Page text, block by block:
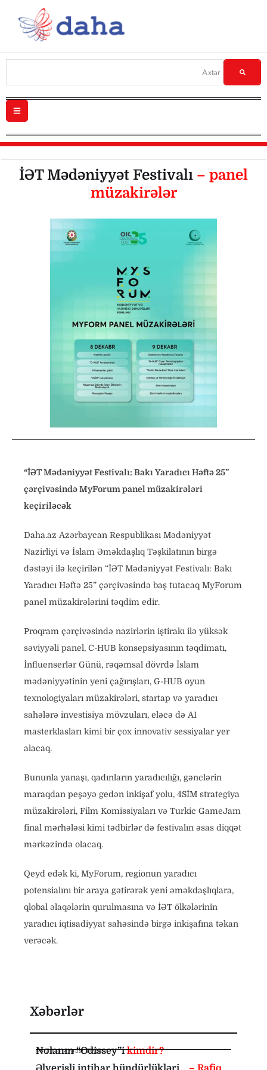
İƏT Mədəniyyət Festivalı – panel
müzakirələr
“İƏT Mədəniyyət Festivalı: Bakı Yaradıcı Həftə 25”
çərçivəsində MyForum panel müzakirələri
keçiriləcək
Daha.az Azərbaycan Respublikası Mədəniyyət
Nazirliyi və İslam Əməkdaşlıq Təşkilatının birgə
dəstəyi ilə keçirilən “İƏT Mədəniyyət Festivalı: Bakı
Yaradıcı Həftə 25” çərçivəsində baş tutacaq MyForum
panel müzakirələrini təqdim edir.
Proqram çərçivəsində nazirlərin iştirakı ilə yüksək
səviyyəli panel, C-HUB konsepsiyasının təqdimatı,
İnfluenserlər Günü, rəqəmsal dövrdə İslam
mədəniyyətinin yeni çağırışları, G-HUB oyun
texnologiyaları müzakirələri, startap və yaradıcı
sahələrə investisiya mövzuları, eləcə də AI
masterklasları kimi bir çox innovativ sessiyalar yer
alacaq.
Bununla yanaşı, qadınların yaradıcılığı, gənclərin
maraqdan peşəyə gedən inkişaf yolu, 4SİM strategiya
müzakirələri, Film Komissiyaları və Turkic GameJam
final mərhələsi kimi tədbirlər də festivalın əsas diqqət
mərkəzində olacaq.
Qeyd edək ki, MyForum, regionun yaradıcı
potensialını bir araya gətirərək yeni əməkdaşlıqlara,
qlobal əlaqələrin qurulmasına və İƏT ölkələrinin
yaradıcı iqtisadiyyat sahəsində birgə inkişafına təkan
verəcək.
Xəbərlər
Nolanın “Odissey”ikimdir?
08:30,6 Avqust 2026